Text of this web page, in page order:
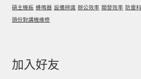
碩主機板 蜂鳴器 設備辨識 辦公效率 開發效率 防雷
頭份對講機維修
加入好友